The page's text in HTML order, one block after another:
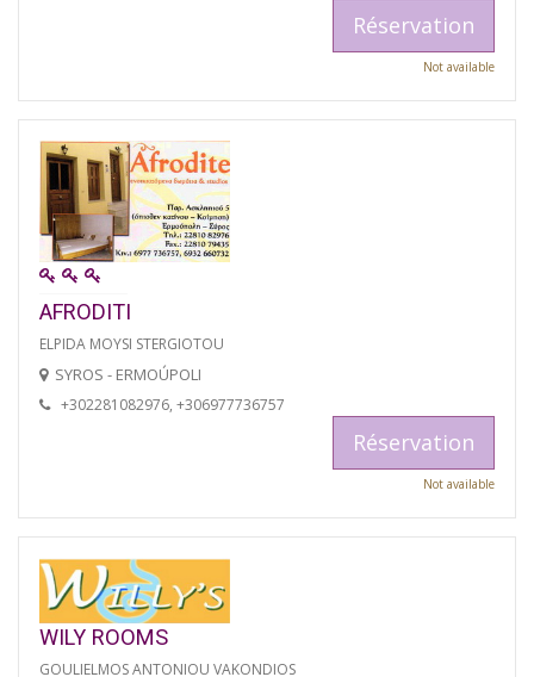
Réservation
Not available
AFRODITI
ELPIDA MOYSI STERGIOTOU
SYROS - ERMOÚPOLI
+302281082976, +306977736757
Réservation
Not available
WILY ROOMS
GOULIELMOS ANTONIOU VAKONDIOS